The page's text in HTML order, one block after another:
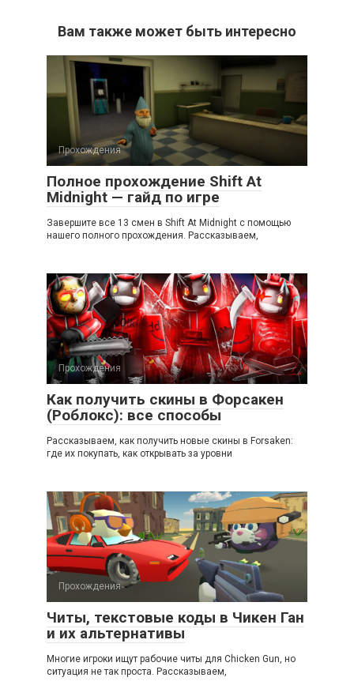
Вам также может быть интересно
Прохождения
Полное прохождение Shift At
Midnight — гайд по игре
Завершите все 13 смен в Shift At Midnight с помощью
нашего полного прохождения. Рассказываем,
Прохождения
Как получить скины в Форсакен
(Роблокс): все способы
Рассказываем, как получить новые скины в Forsaken:
где их покупать, как открывать за уровни
Прохождения
Читы, текстовые коды в Чикен Ган
и их альтернативы
Многие игроки ищут рабочие читы для Chicken Gun, но
ситуация не так проста. Рассказываем,